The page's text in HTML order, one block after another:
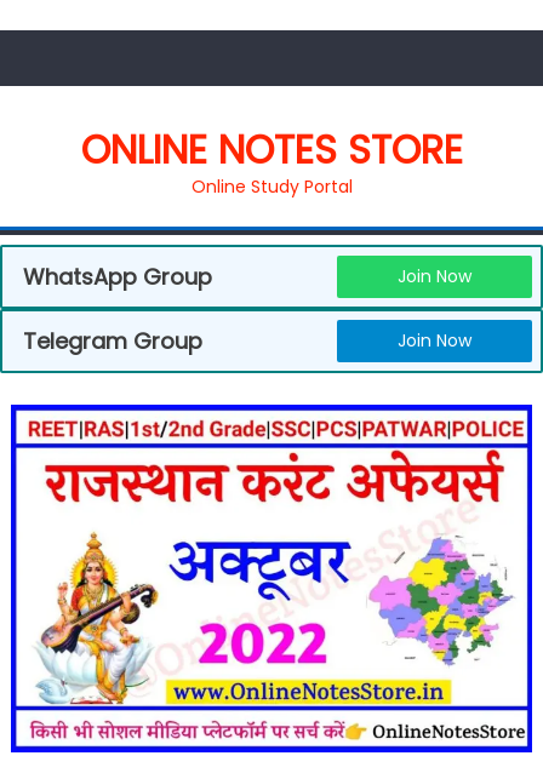
ONLINE NOTES STORE
Online Study Portal
WhatsApp Group Join Now
Telegram Group Join Now